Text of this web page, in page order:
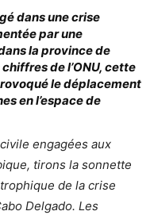
dans une crise
par une
la province de
de l’ONU, cette
le déplacement
en l’espace de
engagées aux
tirons la sonnette
de la crise
Delgado. Les